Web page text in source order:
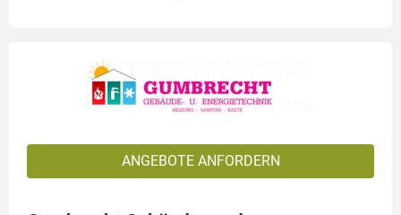
ANGEBOTE ANFORDERN